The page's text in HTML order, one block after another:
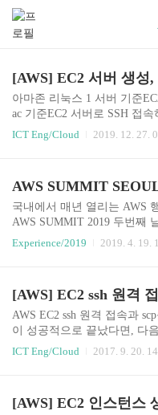
아마존 리눅스 1 서버 기준
ac 기준EC2 서버로 SSH 접
과 ip를 입력해야 한다.$ ssh i
c Ip주소}~/.ssh/ 디렉토리로
경$ chmod 600 ~/ssh/{pem 키
디렉토리에 config 파일 생성
yServiceName용 접근 설정
~/.ssh/myServiceName.pem..
ICT Eng/Cloud 2019. 12. 27.
국내에서 매년 열리는 AWS
AWS SUMMIT 2019 두번째
다.매년 참석자가 폭증하는
중 찍은 사진인데 정말정말
할 것 같습니다.제가 들은 세
합니다. ContentsAWS
용 방법 살펴보기컨테이너와
이터베이스 찾기진화하는
텍트 매니저람다 주요 장점
Experience/2019 2019. 4. 19.
[AWS] EC2 ssh 원격
AWS EC2 ssh 원격 접속과
이 성공적으로 끝났다면, 다
2에 원격 접속을 할 수 있고,
할 수 있다. 접속 git bash를
TANCES -> Instances 로 이
ICT Eng/Cloud 2017. 9. 20.
[AWS] EC2 인스턴스